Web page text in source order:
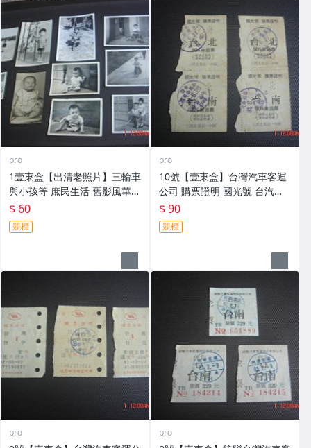
pro
1壹東盒【出清老照片】三輪車
與小孩等 庶民生活 舊影風華 1
0張
$ 60
競標
pro
10號【壹東盒】台灣汽車客運
公司 購票證明 國光號 台汽車
票來回票 共2張~三民主義統一
中國 反共標語
$ 90
競標
pro pro